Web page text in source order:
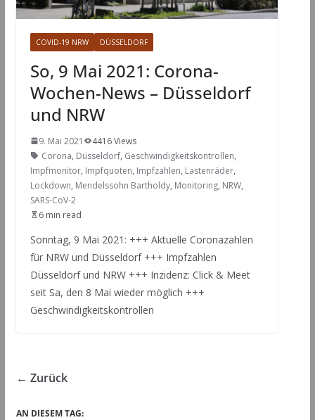
COVID-19 NRW DÜSSELDORF
So, 9 Mai 2021: Corona-
Wochen-News – Düsseldorf
und NRW
9. Mai 2021
4416 Views
Corona, Düsseldorf, Geschwindigkeitskontrollen,
Impfmonitor, Impfquoten, Impfzahlen, Lastenräder,
Lockdown, Mendelssohn Bartholdy, Monitoring, NRW,
SARS-CoV-2
6 min read
Sonntag, 9 Mai 2021: +++ Aktuelle Coronazahlen
für NRW und Düsseldorf +++ Impfzahlen
Düsseldorf und NRW +++ Inzidenz: Click & Meet
seit Sa, den 8 Mai wieder möglich +++
Geschwindigkeitskontrollen
← Zurück
AN DIESEM TAG: